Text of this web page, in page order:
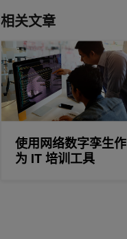
相关文章
使用网络数字孪生作
为 IT 培训工具
使用网络数字孪生作为 IT 培